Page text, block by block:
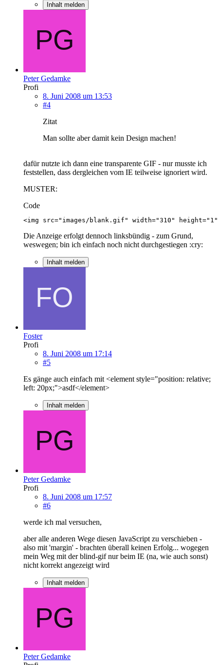
Inhalt melden
Peter Gedamke
Profi
8. Juni 2008 um 13:53
#4
Zitat
Man sollte aber damit kein Design machen!
dafür nutzte ich dann eine transparente GIF - nur musste ich
feststellen, dass dergleichen vom IE teilweise ignoriert wird.
MUSTER:
Code
<img src="images/blank.gif" width="310"
Die Anzeige erfolgt dennoch linksbündig - zum Grund,
weswegen; bin ich einfach noch nicht durchgestiegen :cry:
Inhalt melden
Foster
Profi
8. Juni 2008 um 17:14
#5
Es gänge auch einfach mit <element style="position: relative;
left: 20px;">asdf</element>
Inhalt melden
Peter Gedamke
Profi
8. Juni 2008 um 17:57
#6
werde ich mal versuchen,
aber alle anderen Wege diesen JavaScript zu verschieben -
also mit 'margin' - brachten überall keinen Erfolg... wogegen
mein Weg mit der blind-gif nur beim IE (na, wie auch sonst)
nicht korrekt angezeigt wird
Inhalt melden
Peter Gedamke